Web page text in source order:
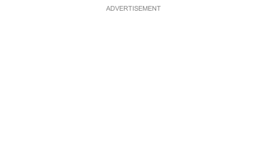
ADVERTISEMENT